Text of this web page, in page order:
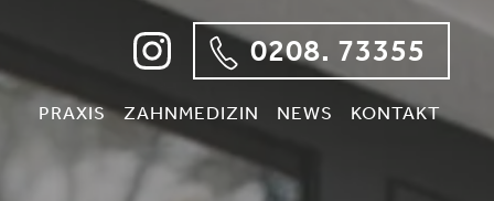
0208. 73355
PRAXIS ZAHNMEDIZIN NEWS KONTAKT